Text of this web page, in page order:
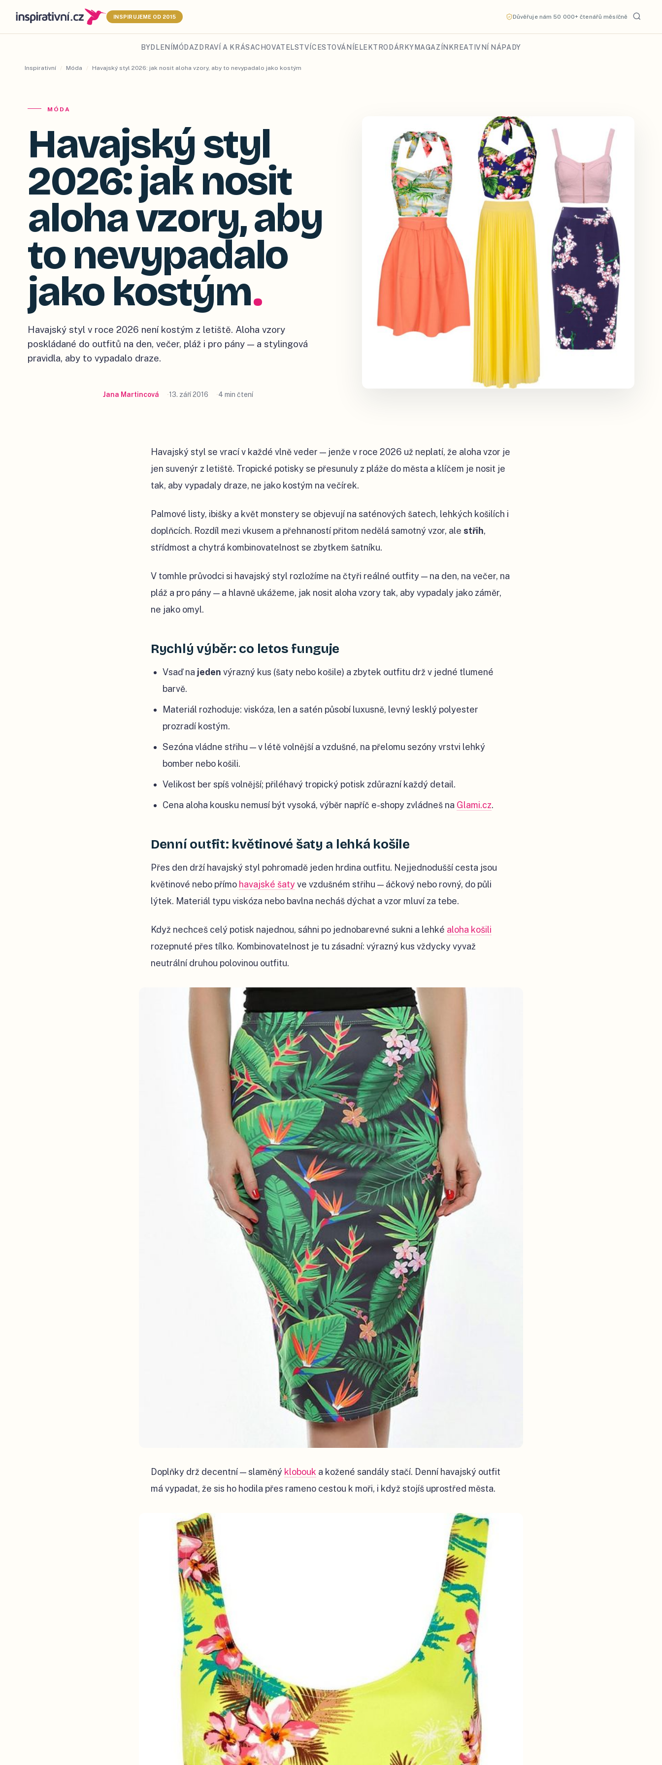
INSPIRUJEME OD 2015 Důvěřuje nám 50 000+ čtenářů měsíčně
BYDLENÍ MÓDAZDRAVÍ A KRÁSACHOVATELSTVÍCESTOVÁNÍ ELEKTRO DÁRKY MAGAZÍN KREATIVNÍ NÁPADY
Inspirativní / Móda / Havajský styl 2026: jak nosit aloha vzory, aby to nevypadalo jako kostým
MÓDA
Havajský styl
2026: jak nosit
aloha vzory, aby
to nevypadalo
jako kostým.
Havajský styl v roce 2026 není kostým z letiště. Aloha vzory
poskládané do outfitů na den, večer, pláž i pro pány — a stylingová
pravidla, aby to vypadalo draze.
Jana Martincová 13. září 2016 4 min čtení
Havajský styl se vrací v každé vlně veder — jenže v roce 2026 už neplatí, že aloha vzor je
jen suvenýr z letiště. Tropické potisky se přesunuly z pláže do města a klíčem je nosit je
tak, aby vypadaly draze, ne jako kostým na večírek.
Palmové listy, ibišky a květ monstery se objevují na saténových šatech, lehkých košilích i
doplňcích. Rozdíl mezi vkusem a přehnaností přitom nedělá samotný vzor, ale střih,
střídmost a chytrá kombinovatelnost se zbytkem šatníku.
V tomhle průvodci si havajský styl rozložíme na čtyři reálné outfity — na den, na večer, na
pláž a pro pány — a hlavně ukážeme, jak nosit aloha vzory tak, aby vypadaly jako záměr,
ne jako omyl.
Rychlý výběr: co letos funguje
Vsaď na jeden výrazný kus (šaty nebo košile) a zbytek outfitu drž v jedné tlumené
barvě.
Materiál rozhoduje: viskóza, len a satén působí luxusně, levný lesklý polyester
prozradí kostým.
Sezóna vládne střihu — v létě volnější a vzdušné, na přelomu sezóny vrstvi lehký
bomber nebo košili.
Velikost ber spíš volnější; přiléhavý tropický potisk zdůrazní každý detail.
Cena aloha kousku nemusí být vysoká, výběr napříč e-shopy zvládneš na Glami.cz.
Denní outfit: květinové šaty a lehká košile
Přes den drží havajský styl pohromadě jeden hrdina outfitu. Nejjednodušší cesta jsou
květinové nebo přímo havajské šatyve vzdušném střihu — áčkový nebo rovný, do půli
lýtek. Materiál typu viskóza nebo bavlna necháš dýchat a vzor mluví za tebe.
Když nechceš celý potisk najednou, sáhni po jednobarevné sukni a lehké aloha košili
rozepnuté přes tílko. Kombinovatelnost je tu zásadní: výrazný kus vždycky vyvaž
neutrální druhou polovinou outfitu.
Doplňky drž decentní — slaměný klobouk a kožené sandály stačí. Denní havajský outfit
má vypadat, že sis ho hodila přes rameno cestou k moři, i když stojíš uprostřed města.